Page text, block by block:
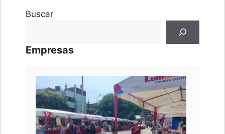
Buscar
Empresas